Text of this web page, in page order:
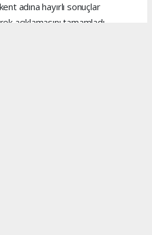
adına hayırlı sonuçlar
açıklamasını tamamladı.